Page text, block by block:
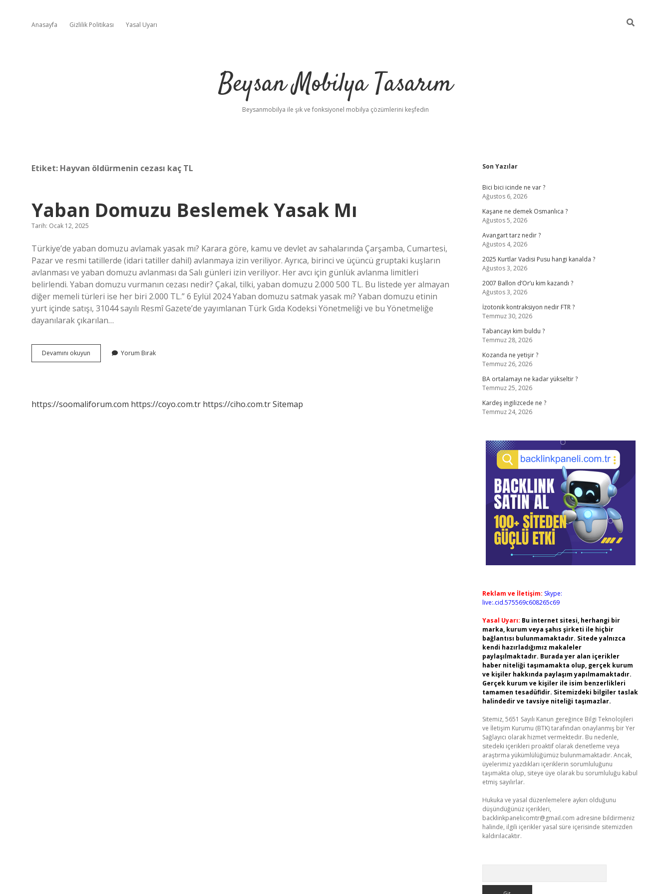
Anasayfa Gizlilik Politikası Yasal Uyarı
Beysan Mobilya Tasarım
Beysanmobilya ile şık ve fonksiyonel mobilya çözümlerini keşfedin
Etiket: Hayvan öldürmenin cezası kaç TL
Yaban Domuzu Beslemek Yasak Mı
Tarih: Ocak 12, 2025
Türkiye’de yaban domuzu avlamak yasak mı? Karara göre, kamu ve devlet av sahalarında Çarşamba, Cumartesi,
Pazar ve resmi tatillerde (idari tatiller dahil) avlanmaya izin veriliyor. Ayrıca, birinci ve üçüncü gruptaki kuşların
avlanması ve yaban domuzu avlanması da Salı günleri izin veriliyor. Her avcı için günlük avlanma limitleri
belirlendi. Yaban domuzu vurmanın cezası nedir? Çakal, tilki, yaban domuzu 2.000 500 TL. Bu listede yer almayan
diğer memeli türleri ise her biri 2.000 TL.” 6 Eylül 2024 Yaban domuzu satmak yasak mı? Yaban domuzu etinin
yurt içinde satışı, 31044 sayılı Resmî Gazete’de yayımlanan Türk Gıda Kodeksi Yönetmeliği ve bu Yönetmeliğe
dayanılarak çıkarılan…
Devamını okuyun
Domuzu
Yorum Bırak
https://soomaliforum.com https://coyo.com.tr https://ciho.com.trSitemap
Sidebar
Son Yazılar
Bici bici icinde ne var ?
Ağustos 6, 2026
Kaşane ne demek Osmanlıca ?
Ağustos 5, 2026
Avangart tarz nedir ?
Ağustos 4, 2026
2025 Kurtlar Vadisi Pusu hangi kanalda ?
Ağustos 3, 2026
2007 Ballon d’Or’u kim kazandı ?
Ağustos 3, 2026
İzotonik kontraksiyon nedir FTR ?
Temmuz 30, 2026
Tabancayı kim buldu ?
Temmuz 28, 2026
Kozanda ne yetişir ?
Temmuz 26, 2026
BA ortalamayı ne kadar yükseltir ?
Temmuz 25, 2026
Kardeş ingilizcede ne ?
Temmuz 24, 2026
Reklam ve İletişim: Skype:
live:.cid.575569c608265c69
Yasal Uyarı: Bu internet sitesi, herhangi bir
marka, kurum veya şahıs şirketi ile hiçbir
bağlantısı bulunmamaktadır. Sitede yalnızca
kendi hazırladığımız makaleler
paylaşılmaktadır. Burada yer alan içerikler
haber niteliği taşımamakta olup, gerçek kurum
ve kişiler hakkında paylaşım yapılmamaktadır.
Gerçek kurum ve kişiler ile isim benzerlikleri
tamamen tesadüfidir. Sitemizdeki bilgiler taslak
halindedir ve tavsiye niteliği taşımazlar.
Sitemiz, 5651 Sayılı Kanun gereğince Bilgi Teknolojileri
ve İletişim Kurumu (BTK) tarafından onaylanmış bir Yer
Sağlayıcı olarak hizmet vermektedir. Bu nedenle,
sitedeki içerikleri proaktif olarak denetleme veya
araştırma yükümlülüğümüz bulunmamaktadır. Ancak,
üyelerimiz yazdıkları içeriklerin sorumluluğunu
taşımakta olup, siteye üye olarak bu sorumluluğu kabul
etmiş sayılırlar.
Hukuka ve yasal düzenlemelere aykırı olduğunu
düşündüğünüz içerikleri,
backlinkpanelicomtr@gmail.com adresine bildirmeniz
halinde, ilgili içerikler yasal süre içerisinde sitemizden
kaldırılacaktır.